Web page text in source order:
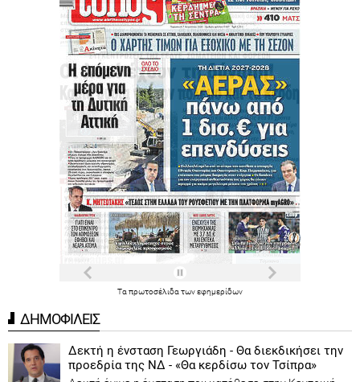
Ταπρωτοσέλιδατωνεφημερίδων
ΔΗΜΟΦΙΛΕΙΣ
Δεκτή η ένσταση Γεωργιάδη - Θα διεκδικήσει την
προεδρία της ΝΔ - «Θα κερδίσω τον Τσίπρα»